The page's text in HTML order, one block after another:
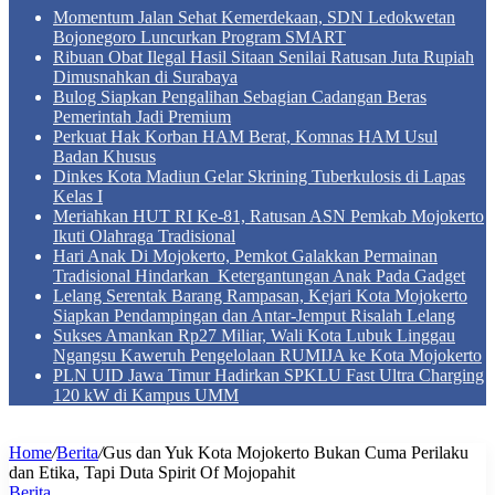
Momentum Jalan Sehat Kemerdekaan, SDN Ledokwetan
Bojonegoro Luncurkan Program SMART
Ribuan Obat Ilegal Hasil Sitaan Senilai Ratusan Juta Rupiah
Dimusnahkan di Surabaya
Bulog Siapkan Pengalihan Sebagian Cadangan Beras
Pemerintah Jadi Premium
Perkuat Hak Korban HAM Berat, Komnas HAM Usul
Badan Khusus
Dinkes Kota Madiun Gelar Skrining Tuberkulosis di Lapas
Kelas I
Meriahkan HUT RI Ke-81, Ratusan ASN Pemkab Mojokerto
Ikuti Olahraga Tradisional
Hari Anak Di Mojokerto, Pemkot Galakkan Permainan
Tradisional Hindarkan Ketergantungan Anak Pada Gadget
Lelang Serentak Barang Rampasan, Kejari Kota Mojokerto
Siapkan Pendampingan dan Antar-Jemput Risalah Lelang
Sukses Amankan Rp27 Miliar, Wali Kota Lubuk Linggau
Ngangsu Kaweruh Pengelolaan RUMIJA ke Kota Mojokerto
PLN UID Jawa Timur Hadirkan SPKLU Fast Ultra Charging
120 kW di Kampus UMM
Home/Berita/Gus dan Yuk Kota Mojokerto Bukan Cuma Perilaku
dan Etika, Tapi Duta Spirit Of Mojopahit